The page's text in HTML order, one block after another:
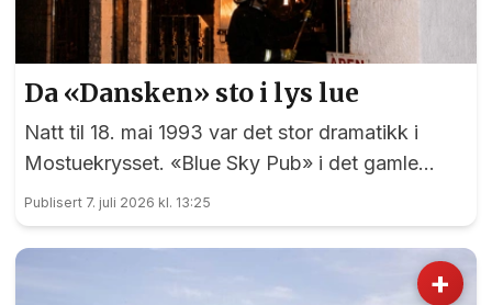
Da «Dansken» sto i lys lue
Natt til 18. mai 1993 var det stor dramatikk i
Mostuekrysset. «Blue Sky Pub» i det gamle
Autoimport-bygget sto plutselig i full fyr, og
vegg-i-vegg hadde Børselars sitt våpenlager.
Kunne det går bra?
Publisert 7. juli 2026 kl. 13:25
+